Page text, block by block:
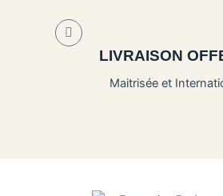
LIVRAISON
Maitrisée et